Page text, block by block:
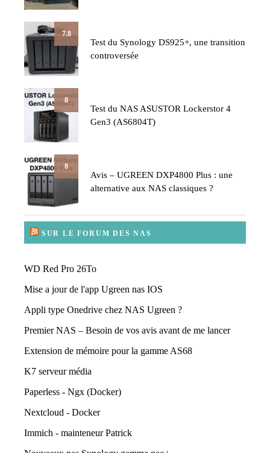
7.8
Test du Synology DS925+, une transition
controversée
8
Test du NAS ASUSTOR Lockerstor 4
Gen3 (AS6804T)
8
Avis – UGREEN DXP4800 Plus : une
alternative aux NAS classiques ?
SUR LE FORUM DES NAS
WD Red Pro 26To
Mise a jour de l'app Ugreen nas IOS
Appli type Onedrive chez NAS Ugreen ?
Premier NAS – Besoin de vos avis avant de me lancer
Extension de mémoire pour la gamme AS68
K7 serveur média
Paperless - Ngx (Docker)
Nextcloud - Docker
Immich - mainteneur Patrick